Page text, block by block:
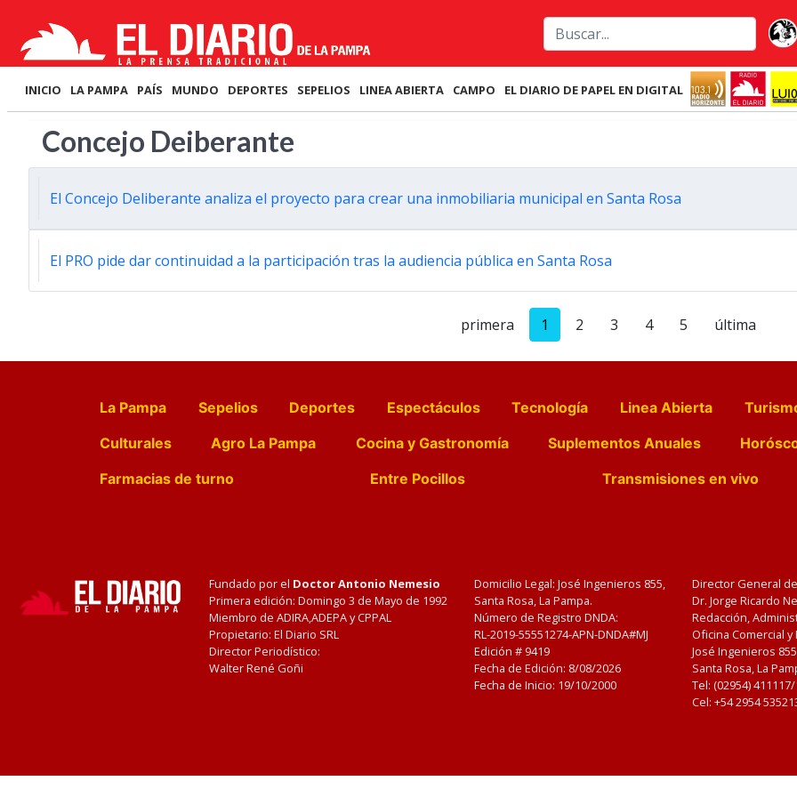
INICIO LA PAMPA PAÍS MUNDO DEPORTES SEPELIOS LINEA ABIERTA CAMPO EL DIARIO DE PAPEL EN DIGITAL
Concejo Deiberante
El Concejo Deliberante analiza el proyecto para crear una inmobiliaria municipal en Santa Rosa
El PRO pide dar continuidad a la participación tras la audiencia pública en Santa Rosa
primera 1 2 3 4 5 última
La Pampa Sepelios Deportes Espectáculos Tecnología Linea Abierta
Culturales
Agro La Pampa Cocina y Gastronomía Suplementos Anuales
Farmacias de turno
Entre Pocillos Transmisiones en vivo
Fundado por el Doctor Antonio Nemesio
Primera edición: Domingo 3 de Mayo de 1992
Miembro de ADIRA,ADEPA y CPPAL
Propietario: El Diario SRL
Director Periodístico:
Walter René Goñi
Domicilio Legal: José Ingenieros 855,
Santa Rosa, La Pampa.
Número de Registro DNDA:
RL-2019-55551274-APN-DNDA#MJ
Edición # 9419
Fecha de Edición: 8/08/2026
Fecha de Inicio: 19/10/2000
Director General
Dr. Jorge Ricardo
Redacción,
Oficina Comercial
José Ingenieros
Santa Rosa, La
Tel: (02954)
Cel: +54 2954